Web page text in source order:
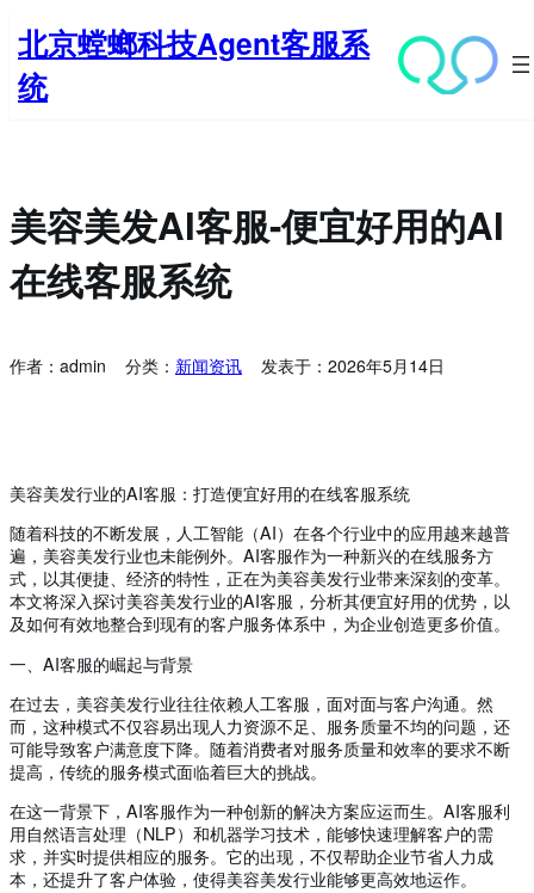
至
内
容
北京螳螂科技Agent客服系
统
美容美发AI客服-便宜好用的AI
在线客服系统
作者： admin 分类： 新闻资讯 发表于： 2026年5月14日
美容美发行业的AI客服：打造便宜好用的在线客服系统
随着科技的不断发展，人工智能（AI）在各个行业中的应用越来越普
遍，美容美发行业也未能例外。AI客服作为一种新兴的在线服务方
式，以其便捷、经济的特性，正在为美容美发行业带来深刻的变革。
本文将深入探讨美容美发行业的AI客服，分析其便宜好用的优势，以
及如何有效地整合到现有的客户服务体系中，为企业创造更多价值。
一、AI客服的崛起与背景
在过去，美容美发行业往往依赖人工客服，面对面与客户沟通。然
而，这种模式不仅容易出现人力资源不足、服务质量不均的问题，还
可能导致客户满意度下降。随着消费者对服务质量和效率的要求不断
提高，传统的服务模式面临着巨大的挑战。
在这一背景下，AI客服作为一种创新的解决方案应运而生。AI客服利
用自然语言处理（NLP）和机器学习技术，能够快速理解客户的需
求，并实时提供相应的服务。它的出现，不仅帮助企业节省人力成
本，还提升了客户体验，使得美容美发行业能够更高效地运作。